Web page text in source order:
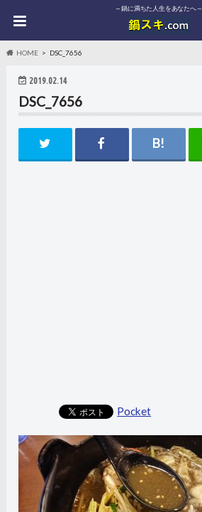
～鍋に満ちた人生をあなたへ～
HOME DSC_7656
2019.02.14
DSC_7656
Pocket